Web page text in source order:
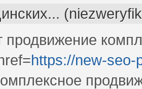
продвижение
https://new-seo-